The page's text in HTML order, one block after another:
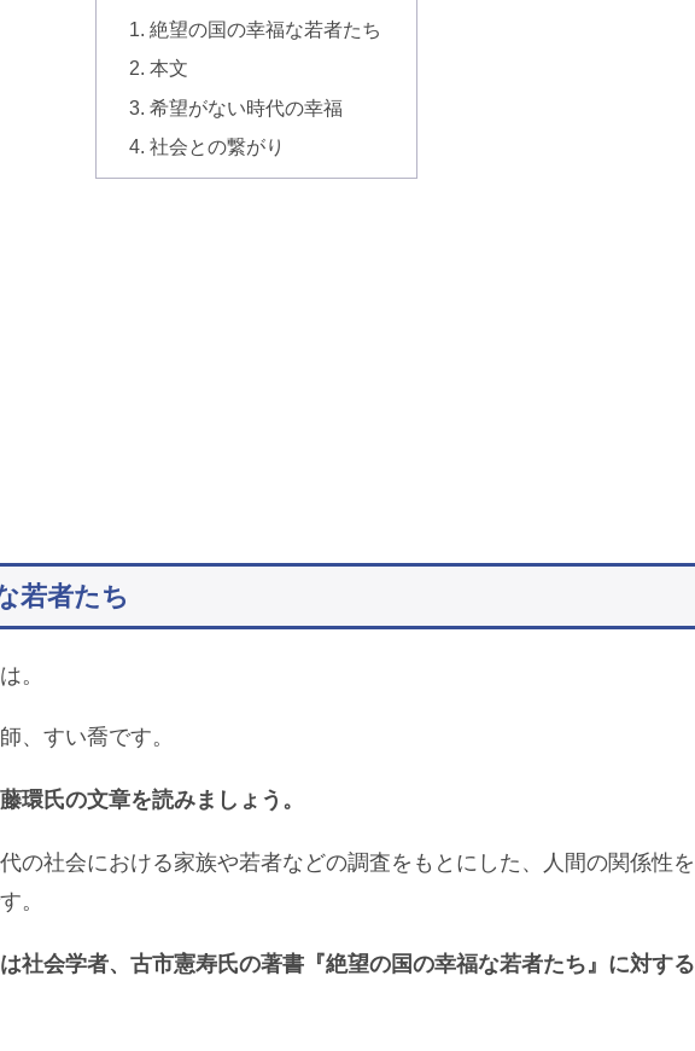
絶望の国の幸福な若者たち
本文
希望がない時代の幸福
社会との繋がり
若者たち
。
、すい喬です。
環氏の文章を読みましょう。
の社会における家族や若者などの調査をもとにした、人間の関係性を
。
社会学者、古市憲寿氏の著書『絶望の国の幸福な若者たち』に対する